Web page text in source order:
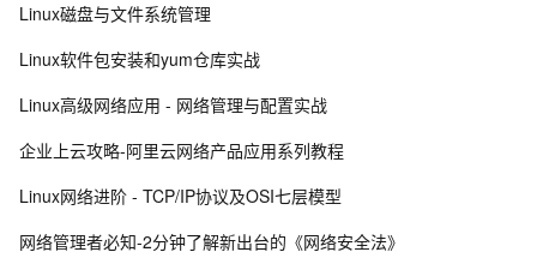
8 【网络基础概念】桥接和NAT的区别
10《企业运维之云上网络原理与实践》——第三章 云上网
VPC&EIP&NAT&共享带宽&SLB（上）（1）
Linux磁盘与文件系统管理
Linux软件包安装和yum仓库实战
Linux高级网络应用 - 网络管理与配置实战
企业上云攻略-阿里云网络产品应用系列教程
Linux网络进阶 - TCP/IP协议及OSI七层模型
网络管理者必知-2分钟了解新出台的《网络安全法》